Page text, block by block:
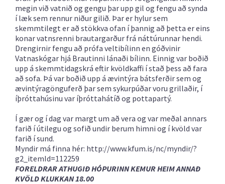
megin við vatnið og gengu þar upp gil og fengu að synda
í læk sem rennur niður gilið. Þar er hylur sem
skemmtilegt er að stökkva ofan í þannig að þetta er eins
konar vatnsrenni brautargarður frá náttúrunnar hendi.
Drengirnir fengu að prófa veltibílinn en góðvinir
Vatnaskógar hjá Brautinni lánaði bílinn. Einnig var boðið
upp á skemmtidagskrá eftir kvöldkaffi í stað þess að fara
að sofa. Þá var boðið upp á ævintýra bátsferðir sem og
ævintýragönguferð þar sem sykurpúðar voru grillaðir, í
íþróttahúsinu var íþróttahátíð og pottapartý.
Í gær og í dag var margt um að vera og var meðal annars
farið í útilegu og sofið undir berum himni og í kvöld var
farið í sund.
Myndir má finna hér: http://www.kfum.is/nc/myndir/?
g2_itemId=112259
FORELDRAR ATHUGIÐ HÓPURINN KEMUR HEIM ANNAÐ
KVÖLD KLUKKAN 18.00